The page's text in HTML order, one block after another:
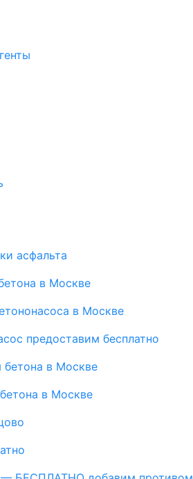
асфальта
в Москве
в Москве
предоставим бесплатно
бетона в Москве
в Москве